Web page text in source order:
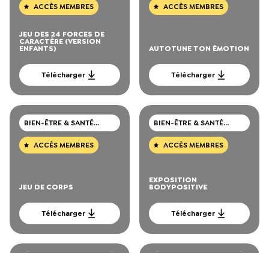
ACCÈS MEMBRES
JEU DES 24 FORCES DE
CARACTÈRE (VERSION
ENFANTS)
Télécharger
ACCÈS MEMBRES
AUTOTUNE TON ÉMOTION
Télécharger
BIEN-ÊTRE & SANTÉ
MENTALE
ACCÈS MEMBRES
JEU DE CORPS
Télécharger
BIEN-ÊTRE & SANTÉ
MENTALE
ACCÈS MEMBRES
EXPOSITION
BODYPOSITIVE
Télécharger